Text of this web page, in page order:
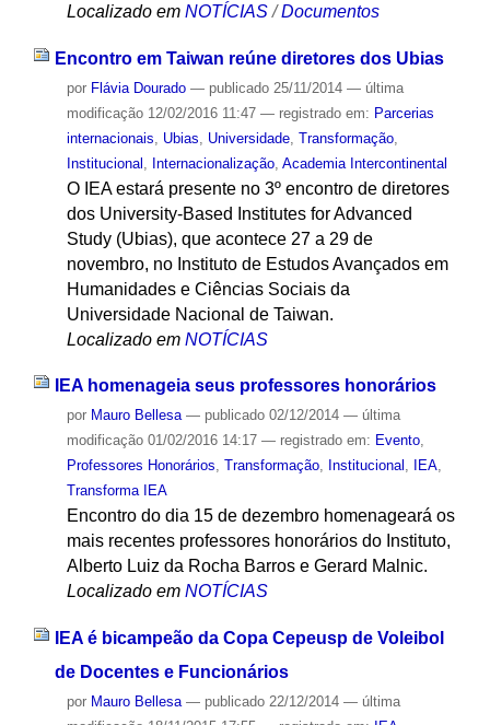
Localizado em NOTÍCIAS /Documentos
Encontro em Taiwan reúne diretores dos Ubias
por Flávia Dourado — publicado25/11/2014 — última
modificação12/02/2016 11:47 — registrado em: Parcerias
internacionais
Ubias Universidade, Transformação,
Institucional
Internacionalização, Academia Intercontinental
O IEA estará presente no 3º encontro de diretores
dos University-Based Institutes for Advanced
Study (Ubias), que acontece 27 a 29 de
novembro, no Instituto de Estudos Avançados em
Humanidades e Ciências Sociais da
Universidade Nacional de Taiwan.
Localizado em NOTÍCIAS
IEA homenageia seus professores honorários
por Mauro Bellesa — publicado02/12/2014 — última
modificação01/02/2016 14:17 — registrado em: Evento,
Professores Honorários, Transformação, Institucional , IEA,
Transforma IEA
Encontro do dia 15 de dezembro homenageará os
mais recentes professores honorários do Instituto,
Alberto Luiz da Rocha Barros e Gerard Malnic.
Localizado em NOTÍCIAS
IEA é bicampeão da Copa Cepeusp de Voleibol
de Docentes e Funcionários
por Mauro Bellesa — publicado22/12/2014 — última